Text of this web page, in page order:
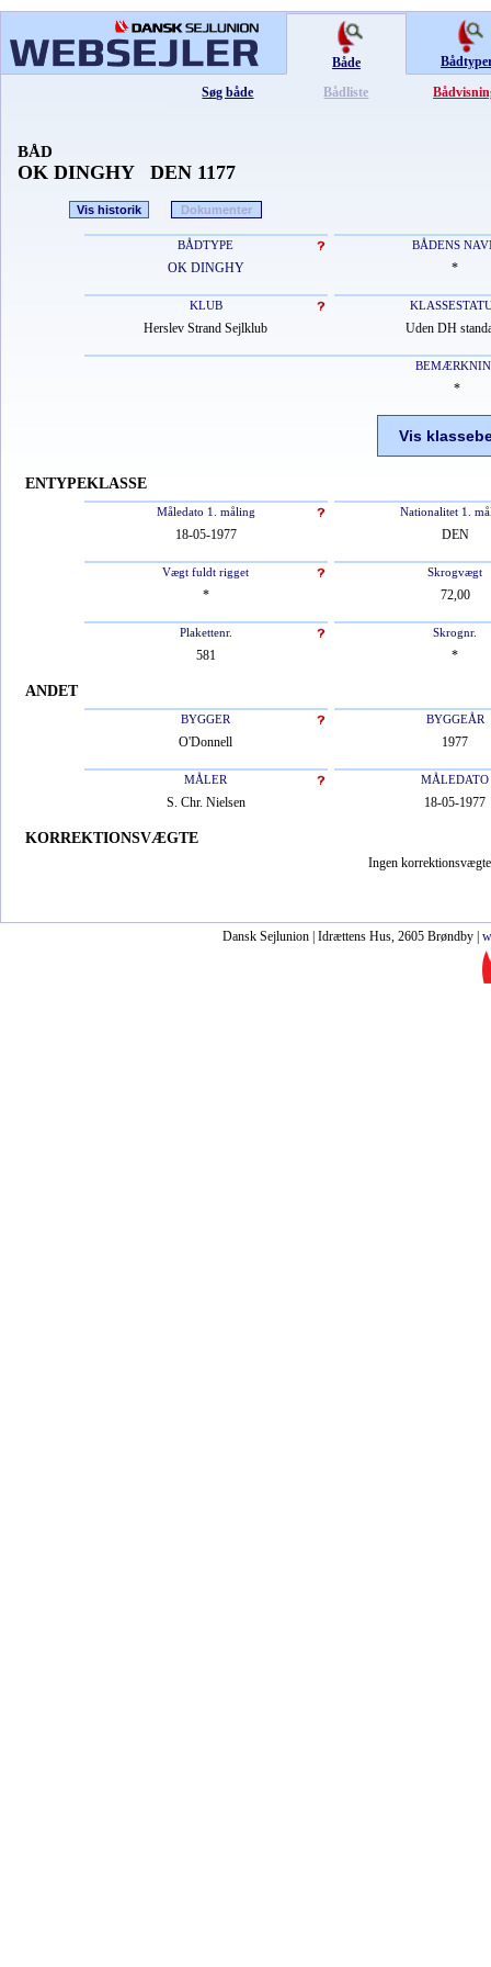
Både
Søg både
Bådliste
BÅD
OK DINGHY DEN 1177
Vis historik Dokumenter
BÅDTYPE BÅDENS
OK DINGHY *
KLUB
Herslev Strand Sejlklub Uden DH
*
Vis
ENTYPEKLASSE
Måledato 1. måling Nationalitet 1.
18-05-1977 DEN
Vægt fuldt rigget Skrogvægt
* 72,00
Plakettenr. Skrognr.
581 *
ANDET
BYGGER BYGGEÅR
O'Donnell 1977
MÅLER MÅLEDATO
S. Chr. Nielsen 18-05-1977
KORREKTIONSVÆGTE
Ingen
Dansk Sejlunion | Idrættens Hus, 2605 Brøndby |